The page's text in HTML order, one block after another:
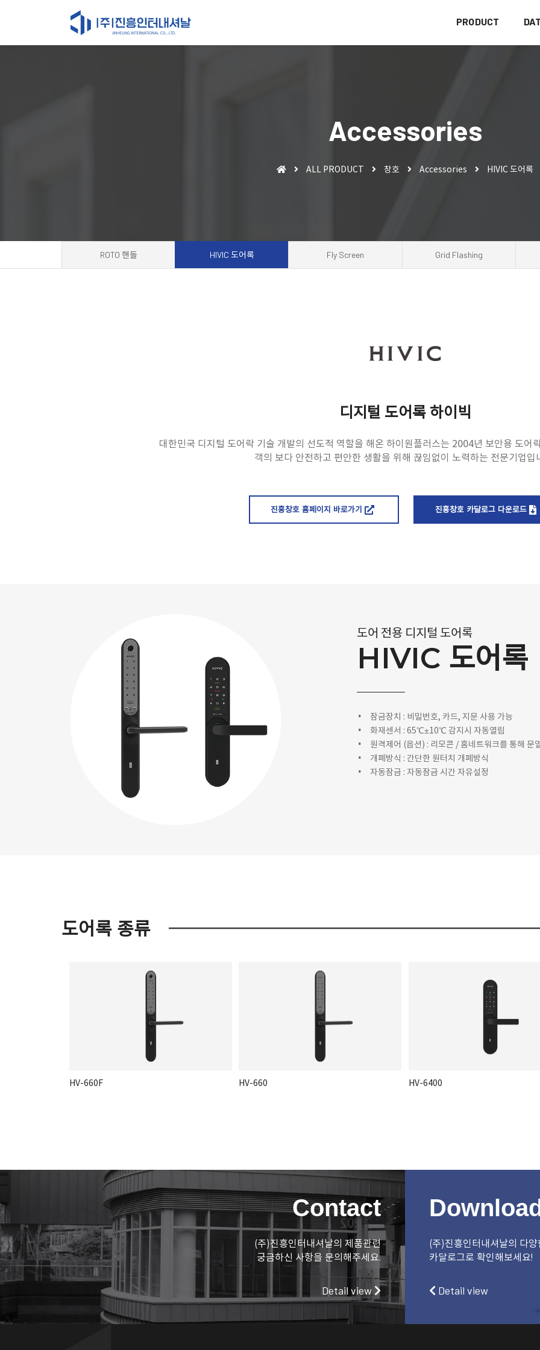
PRODUCT
Accessories
ALL PRODUCT 창호 Accessories HIVIC 도어록
ROTO 핸들 HIVIC 도어록 Fly Screen Grid Flashing
디지털 도어록 하이빅
대한민국 디지털 도어락 기술 개발의 선도적 역할을 해온 하이원플러스는 2004년 보안용 도어
객의 보다 안전하고 편안한 생활을 위해 끊임없이 노력하는 전문기업입
진흥창호 홈페이지 바로가기 진흥창호 카달로그 다운로드
도어 전용 디지털 도어록
HIVIC 도어록
잠금장치 : 비밀번호, 카드, 지문 사용 가능
화재센서 : 65℃±10℃ 감지시 자동열림
원격제어 (옵션) : 리모콘 / 홈네트워크를 통해 문
개폐방식 : 간단한 원터치 개폐방식
자동잠금 : 자동잠금 시간 자유설정
도어록 종류
HV-660F HV-660 HV-6400
Contact
(주)진흥인터내셔날의 제품관련
궁금하신 사항을 문의해주세요.
Detail view
(주)진흥인터내셔날의 다
카달로그로 확인해보세요!
Detail view